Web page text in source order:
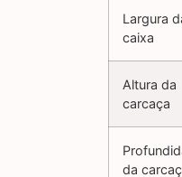
Largura
caixa
Altura da
carcaça
da